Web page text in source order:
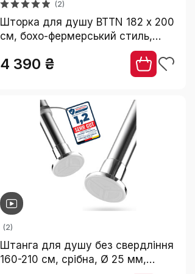
(2)
Шторка для душу BTTN 182 x 200
см, бохо-фермерський стиль,
важка тканина, смугастий
дизайн, бахрома,
H200 x B180 см
4 390 ₴
(2)
Штанга для душу без свердління
160-210 см, срібна, Ø 25 мм,